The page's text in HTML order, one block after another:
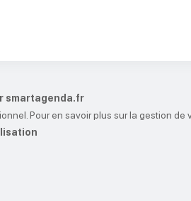
smartagenda.fr
Pour en savoir plus sur la gestion de